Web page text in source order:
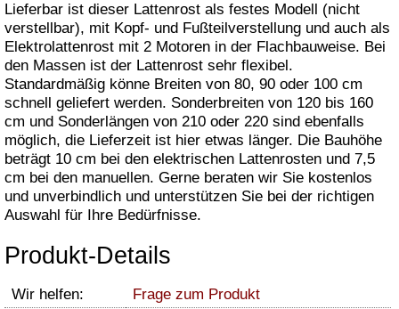
Lieferbar ist dieser Lattenrost als festes Modell (nicht
verstellbar), mit Kopf- und Fußteilverstellung und auch als
Elektrolattenrost mit 2 Motoren in der Flachbauweise. Bei
den Massen ist der Lattenrost sehr flexibel.
Standardmäßig könne Breiten von 80, 90 oder 100 cm
schnell geliefert werden. Sonderbreiten von 120 bis 160
cm und Sonderlängen von 210 oder 220 sind ebenfalls
möglich, die Lieferzeit ist hier etwas länger. Die Bauhöhe
beträgt 10 cm bei den elektrischen Lattenrosten und 7,5
cm bei den manuellen. Gerne beraten wir Sie kostenlos
und unverbindlich und unterstützen Sie bei der richtigen
Auswahl für Ihre Bedürfnisse.
Produkt-Details
Wir helfen:
Frage zum Produkt